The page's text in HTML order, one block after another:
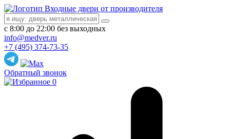
Входные двери от производителя
с 8:00 до 22:00 без выходных
info@medver.ru
+7 (495) 374-73-35
Обратный звонок
0